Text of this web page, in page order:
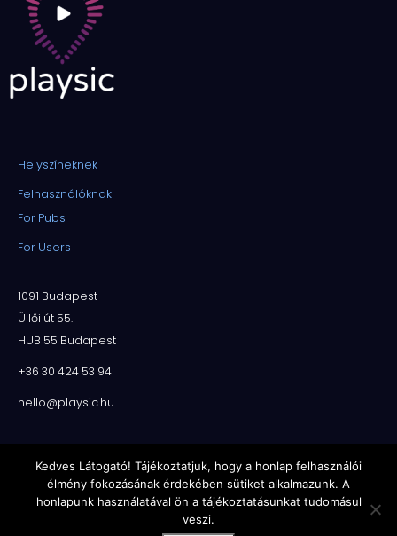
Helyszíneknek
Felhasználóknak
For Pubs
For Users
1091 Budapest
Üllői út 55.
HUB 55 Budapest
+36 30 424 53 94
hello@playsic.hu
Kedves Látogató! Tájékoztatjuk, hogy a honlap felhasználói
élmény fokozásának érdekében sütiket alkalmazunk. A
honlapunk használatával ön a tájékoztatásunkat tudomásul
veszi.